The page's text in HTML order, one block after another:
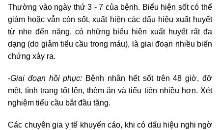
Thường vào ngày thứ 3 - 7 của bệnh. Biểu hiện sốt có thể
giảm hoặc vẫn còn sốt, xuất hiện các dấu hiệu xuất huyết
từ nhẹ đến nặng, có những biểu hiện xuất huyết rất đa
dạng (do giảm tiểu cầu trong máu), là giai đoạn nhiều biến
chứng xảy ra.
-Giai đoạn hồi phục: Bệnh nhân hết sốt trên 48 giờ, đỡ
mệt, tình trạng tốt lên, thèm ăn và tiểu tiện nhiều hơn. Xét
nghiệm tiểu cầu bắt đầu tăng.
Các chuyên gia y tế khuyến cáo, khi có dấu hiệu nghi ngờ